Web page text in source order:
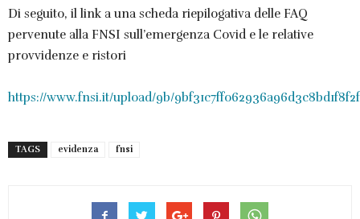
Di seguito, il link a una scheda riepilogativa delle FAQ
pervenute alla FNSI sull’emergenza Covid e le relative
provvidenze e ristori
https://www.fnsi.it/upload/9b/
TAGS evidenza fnsi